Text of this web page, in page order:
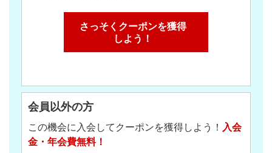
さっそくクーポンを獲得
しよう！
会員以外の方
この機会に入会してクーポンを獲得しよう！ 入会
金・年会費無料！